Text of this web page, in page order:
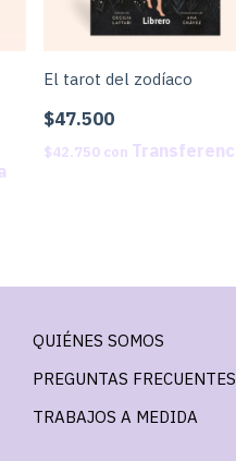
El tarot del zodíaco
$47.500
$42.750 con
QUIÉNES SOMOS
PREGUNTAS FRECUENTES
TRABAJOS A MEDIDA